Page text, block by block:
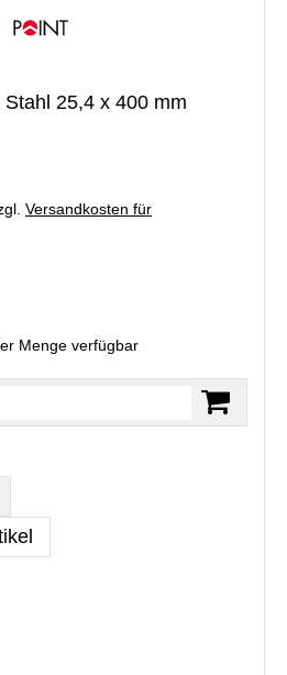
25,4 x 400 mm
Versandkosten für
Menge verfügbar